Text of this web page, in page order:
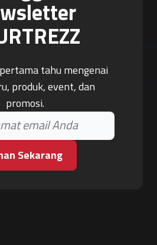
tahu mengenai
produk, event, dan
promosi.
Sekarang